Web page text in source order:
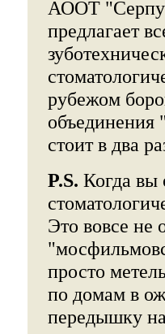
АООТ
предлагает
рубежом
объединения
стоит в два
P.S. Когда вы
Это вовсе не
просто
по домам в
передышку